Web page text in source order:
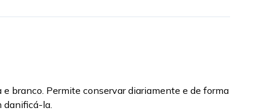
e branco. Permite conservar diariamente e de forma
danificá-la.